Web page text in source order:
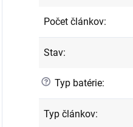
Počet článkov:
Stav:
? Typ batérie:
Typ článkov: